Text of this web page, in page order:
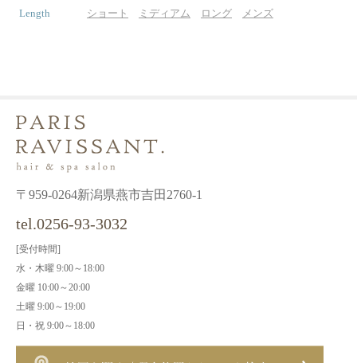
Length
ショート ミディアム ロング メンズ
〒959-0264新潟県燕市吉田2760-1
tel.0256-93-3032
[受付時間]
水・木曜 9:00～18:00
金曜 10:00～20:00
土曜 9:00～19:00
日・祝 9:00～18:00